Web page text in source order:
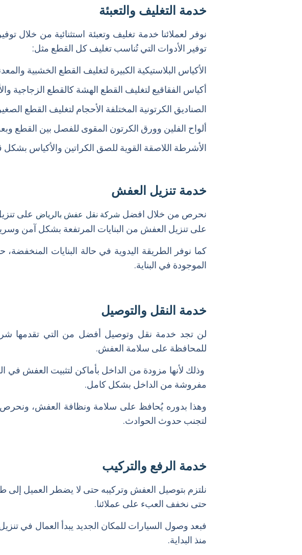
خدمة التغليف والتعبئة
نوفر لعملائنا خدمة تغليف وتعبئة استثنائية من
توفير الأدوات التي تُناسب تغليف كل القطع مثل:
الأكياس البلاستيكية الكبيرة لتغليف القطع الخشبية
أكياس الفقاقيع لتغليف القطع الهشة كالقطع الزجاجية
الصناديق الكرتونية المختلفة الأحجام لتغليف القطع
ألواح الفلين وورق الكرتون المقوى للفصل بين القطع
الأشرطة اللاصقة القوية للصق الكراتين والأكياس
خدمة تنزيل العفش
نحرص من خلال افضل شركة نقل عفش بالرياض على
على تنزيل العفش من البنايات المرتفعة بشكل آمن
كما نوفر الطريقة اليدوية في حالة البنايات
الموجودة في البناية.
خدمة النقل والتوصيل
لن تجد خدمة نقل وتوصيل أفضل من التي تقدمها
للمحافظة على سلامة العفش.
وذلك لأنها مزودة من الداخل بأماكن لتثبيت العفش في
مفروشة من الداخل بشكل كامل.
وهذا بدوره يُحافظ على سلامة ونظافة العفش، ونحرص
لتجنب حدوث الحوادث.
خدمة الرفع والتركيب
نلتزم بتوصيل العفش وتركيبه حتى لا يضطر العميل
حتى نخفف العبء على عملائنا.
فبعد وصول السيارات للمكان الجديد يبدأ العمال في
منذ البداية.